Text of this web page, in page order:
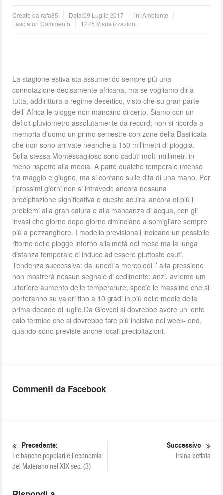
Creato da rafa85 Data:09 Luglio 2017 in:Ambiente
Lascia un Commento
1275 Visualizzazioni
La stagione estiva sta assumendo sempre più una
connotazione decisamente africana, ma se vogliamo dirla
tutta, addirittura a regime desertico, visto che su gran parte
dell’ Africa le piogge non mancano di certo. Siamo con un
deficit pluviometro assolutamente da record; non si ricorda a
memoria d’uomo un primo semestre con zone della Basilicata
che non sono arrivate neanche a 150 millimetri di pioggia.
Sulla stessa Montescaglioso sono caduti molti millimetri in
meno rispetto alla media. A parte qualche temporale intenso
tra maggio e giugno, ma si contano sulle dita di una mano. Per
i prossimi giorni non si intravede ancora nessuna
precipitazione significativa e questo acuira’ ancora di più i
problemi alla gran calura e alla mancanza di acqua, con gli
invasi che giorno dopo giorno ciminciano a somigliare sempre
più a pozzanghere. I modello previsionali indicano un possibile
ritorno delle piogge intorno alla metà del mese ma la lunga
distanza temporale ci induce ad essere piuttosto cauti.
Tendenza successiva: da lunedì a mercoledi l’ alta pressione
non mostrerà nessun segnale di cedimento; anzi, avremo um
ulteriore aumento delle temperarure, specie le massime che si
porteranno su valori fino a 10 gradi in più delle medie della
prima decade di luglio.Da Giovedi si dovrebbe avere un lento
calo termico che si dovrebbe fare più incisivo nel week- end,
quando sono previste anche locali precipitazioni.
Commenti da Facebook
Precedente:
Le banche popolari e l’economia
del Materano nel XIX sec. (3)
Successivo
Irsina beffata